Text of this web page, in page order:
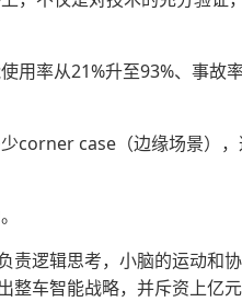
用率从21%升至93%、事故
corner case（边缘场景）
逻辑思考，小脑的运动和
整车智能战略，并斥资上亿